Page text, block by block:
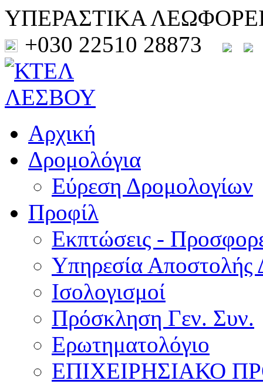
ΥΠΕΡΑΣΤΙΚΑ
+030 22510 28873
Αρχική
Δρομολόγια
Εύρεση Δρομολογίων
Προφίλ
Εκπτώσεις -
Υπηρεσία Αποστολής
Ισολογισμοί
Πρόσκληση Γεν. Συν.
Ερωτηματολόγιο
ΕΠΙΧΕΙΡΗΣΙΑΚΟ